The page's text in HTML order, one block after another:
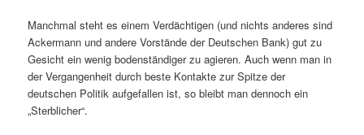
Manchmal steht es einem Verdächtigen (und nichts anderes sind
Ackermann und andere Vorstände der Deutschen Bank) gut zu
Gesicht ein wenig bodenständiger zu agieren. Auch wenn man in
der Vergangenheit durch beste Kontakte zur Spitze der
deutschen Politik aufgefallen ist, so bleibt man dennoch ein
„Sterblicher“.